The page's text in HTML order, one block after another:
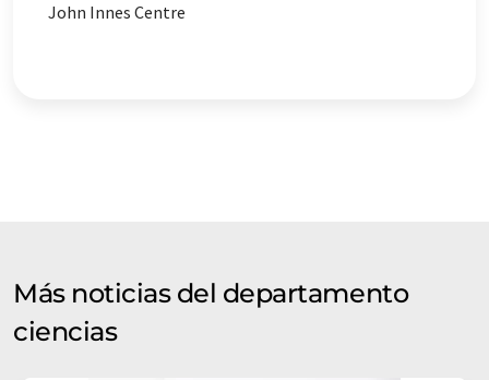
John Innes Centre
Más noticias del departamento
ciencias